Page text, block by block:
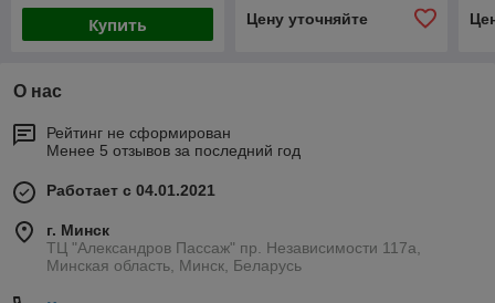
Купить Цену уточняйте
О нас
Рейтинг не сформирован
Менее 5 отзывов за последний год
Работает с 04.01.2021
г. Минск
ТЦ "Александров Пассаж" пр. Независимости 117а,
Минская область, Минск, Беларусь